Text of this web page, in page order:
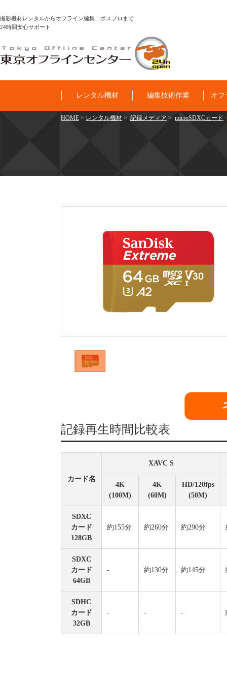
撮影機材レンタルからオフライン編集、ポスプロまで
24時間安心サポート
レンタル機材 編集技術作業 オフ
HOME > レンタル機材 > 記録メディア > microSDXCカード
記録再生時間比較表
カード名
XAVC S
4K
(100M)
4K
(60M)
HD/120fps
(50M)
SDXC
カード
128GB
約155分 約260分 約290分
SDXC
カード
64GB
- 約130分 約145分
SDHC
カード
32GB
- - -